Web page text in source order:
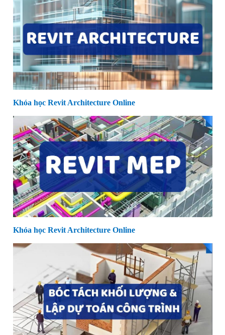
Khóa học Revit Architecture Online
Khóa học Revit Architecture Online